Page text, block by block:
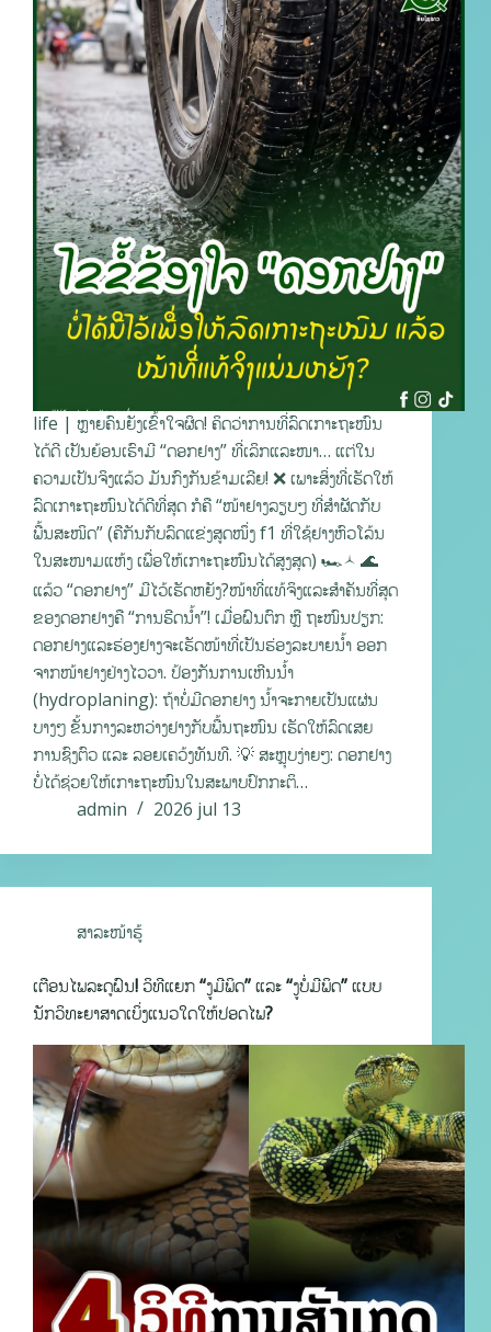
life | ຫຼາຍຄົນຍັງເຂົ້າໃຈຜິດ! ຄິດວ່າການທີ່ລົດເກາະຖະໜົນ
ໄດ້ດີ ເປັນຍ້ອນເຮົາມີ “ດອກຢາງ” ທີ່ເລິກແລະໜາ… ແຕ່ໃນ
ຄວາມເປັນຈິງແລ້ວ ມັນກົງກັນຂ້າມເລີຍ! ❌ ເພາະສິ່ງທີ່ເຮັດໃຫ້
ລົດເກາະຖະໜົນໄດ້ດີທີ່ສຸດ ກໍຄື “ໜ້າຢາງລຽບໆ ທີ່ສຳຜັດກັບ
ພື້ນສະໜິດ” (ຄືກັນກັບລົດແຂ່ງສູດໜຶ່ງ f1 ທີ່ໃຊ້ຢາງຫົວໂລ້ນ
ໃນສະໜາມແຫ້ງ ເພື່ອໃຫ້ເກາະຖະໜົນໄດ້ສູງສຸດ) 🏎‍🟀 🌊
ແລ້ວ “ດອກຢາງ” ມີໄວ້ເຮັດຫຍັງ?ໜ້າທີ່ແທ້ຈິງແລະສຳຄັນທີ່ສຸດ
ຂອງດອກຢາງຄື “ການຮີດນ້ຳ”! ເມື່ອຝົນຕົກ ຫຼື ຖະໜົນປຽກ:
ດອກຢາງແລະຮ່ອງຢາງຈະເຮັດໜ້າທີ່ເປັນຮ່ອງລະບາຍນ້ຳ ອອກ
ຈາກໜ້າຢາງຢ່າງໄວວາ. ປ້ອງກັນການເຫີນນ້ຳ
(hydroplaning): ຖ້າບໍ່ມີດອກຢາງ ນ້ຳຈະກາຍເປັນແຜ່ນ
ບາງໆ ຂັ້ນກາງລະຫວ່າງຢາງກັບພື້ນຖະໜົນ ເຮັດໃຫ້ລົດເສຍ
ການຊົງຕົວ ແລະ ລອຍເຄວ້ງທັນທີ. 💡 ສະຫຼຸບງ່າຍໆ: ດອກຢາງ
ບໍ່ໄດ້ຊ່ວຍໃຫ້ເກາະຖະໜົນໃນສະພາບປົກກະຕິ…
admin
2026 jul 13
ສາລະໜ້າຮູ້
ເຕືອນໄພລະດູຝົນ! ວິທີແຍກ “ງູມີພິດ” ແລະ “ງູບໍ່ມີພິດ” ແບບ
ນັກວິທະຍາສາດເບິ່ງແນວໃດໃຫ້ປອດໄພ?